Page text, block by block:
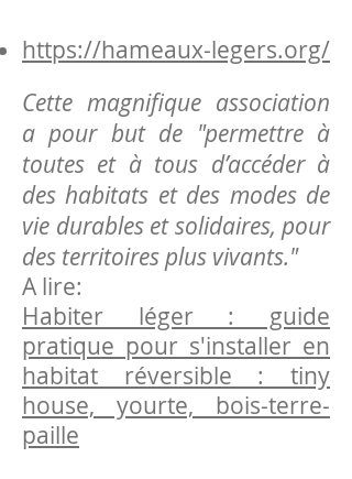
https://hameaux-legers.org/
Cette magnifique association
a pour but de "permettre à
toutes et à tous d’accéder à
des habitats et des modes de
vie durables et solidaires, pour
des territoires plus vivants."
A lire:
Habiter léger : guide
pratique pour s'installer en
habitat réversible : tiny
house, yourte, bois-terre-
paille